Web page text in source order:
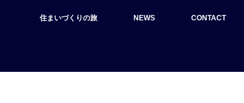
住まいづくりの旅 NEWS CONTACT